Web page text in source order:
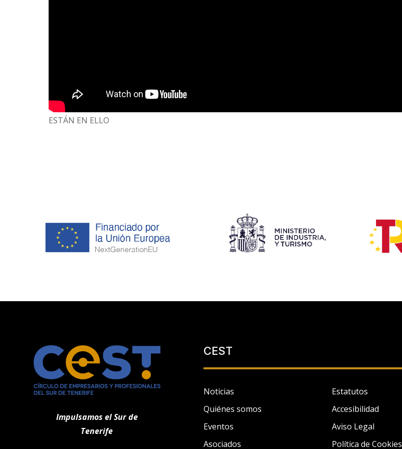
ESTÁN EN ELLO
Impulsamos el Sur de
Tenerife
CEST
Noticias
Quiénes somos
Eventos
Asociados
Estatutos
Accesibilidad
Aviso Legal
Política de Cookies